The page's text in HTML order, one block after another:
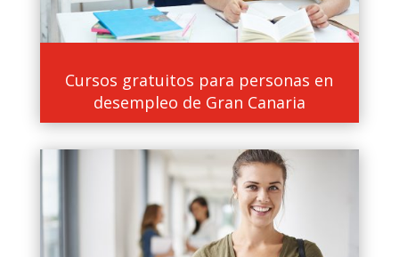
Cursos gratuitos para personas en
desempleo de Gran Canaria